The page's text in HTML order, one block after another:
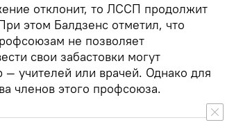
отклонит, то ЛССП продолжит
этом Балдзенс отметил, что
не позволяет
свои забастовки могут
учителей или врачей. Однако для
членов этого профсоюза.